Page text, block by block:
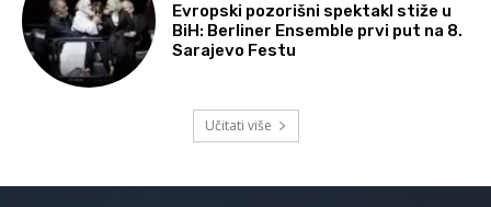
Evropski pozorišni spektakl stiže u
BiH: Berliner Ensemble prvi put na 8.
Sarajevo Festu
Učitati više